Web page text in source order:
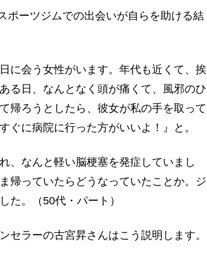
ーツジムでの出会いが自らを助ける結
に会う女性がいます。年代も近くて、挨
る日、なんとなく頭が痛くて、風邪のひ
帰ろうとしたら、彼女が私の手を取って
に病院に行った方がいいよ！』と。
、なんと軽い脳梗塞を発症していまし
帰っていたらどうなっていたことか。ジ
た。（50代・パート）
ラーの古宮昇さんはこう説明します。